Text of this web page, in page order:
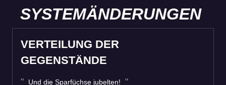
SYSTEMÄNDERUNGEN
VERTEILUNG DER
GEGENSTÄNDE
Und die Sparfüchse jubelten!